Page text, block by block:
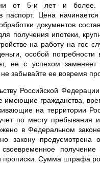
от 5-и лет и более.
паспорт. Цена
документов
получения ипотеки,
на работу на гос
особой потребности
ее с успехом заменяет
забывайте ее вовремя
Российской
имеющие гражданства,
на территории
по месту пребывания
в Федеральном
закону предусмотрена
получение
прописки. Сумма штрафа